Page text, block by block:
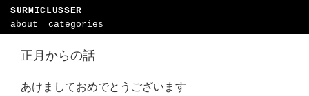
SURMICLUSSER
about
categories
正月からの話
あけましておめでとうございます